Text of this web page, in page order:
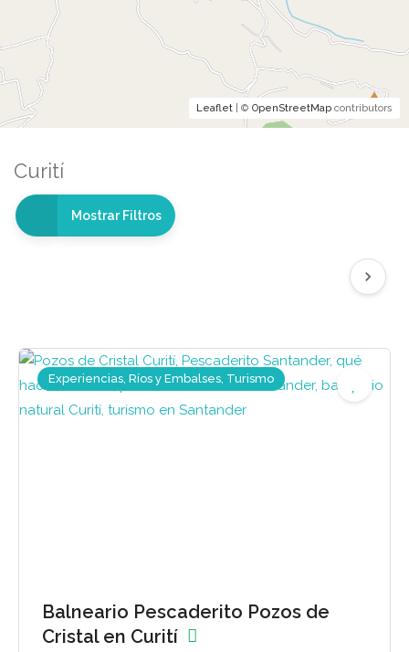
Curití
Mostrar Filtros
Experiencias, Ríos y Embalses, Turismo
Balneario Pescaderito Pozos de
Cristal en Curití
Leaflet | © OpenStreetMap contributors